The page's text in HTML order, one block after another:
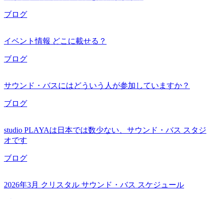
ブログ
イベント情報 どこに載せる？
ブログ
サウンド・バスにはどういう人が参加していますか？
ブログ
studio PLAYAは日本では数少ない、サウンド・バス スタジ
オです
ブログ
2026年3月 クリスタル サウンド・バス スケジュール